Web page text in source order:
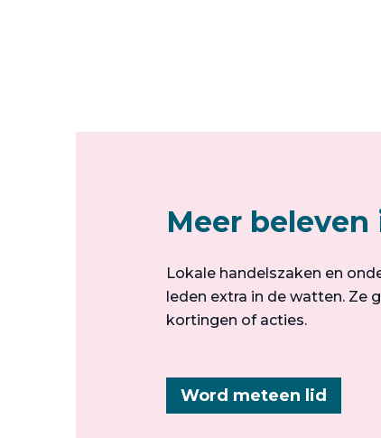
Meer beleven
Lokale handelszaken en
leden extra in de watten. Ze
kortingen of acties.
Word meteen lid